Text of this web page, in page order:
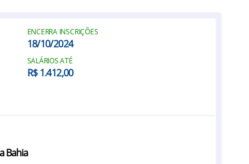
ENCERRA INSCRIÇÕES
18/10/2024
SALÁRIOS ATÉ
R$ 1.412,00
Bahia